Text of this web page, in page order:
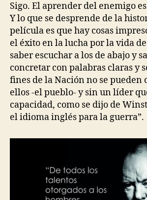
Sigo. El aprender del enemigo
Y lo que se desprende de la
película es que hay cosas
el éxito en la lucha por la vida
saber escuchar a los de abajo y
concretar con palabras claras y
fines de la Nación no se pueden
ellos -el pueblo- y sin un líder
capacidad, como se dijo de
el idioma inglés para la guerra”.